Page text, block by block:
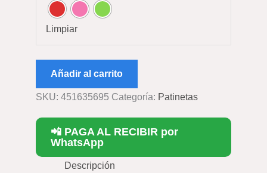
Limpiar
Añadir al carrito
SKU: 451635695 Categoría: Patinetas
📲 PAGA AL RECIBIR por
WhatsApp
Descripción